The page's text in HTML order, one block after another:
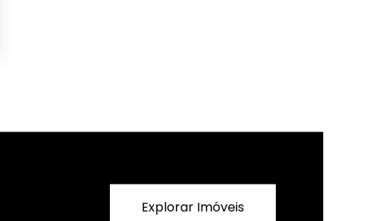
Explorar Imóveis